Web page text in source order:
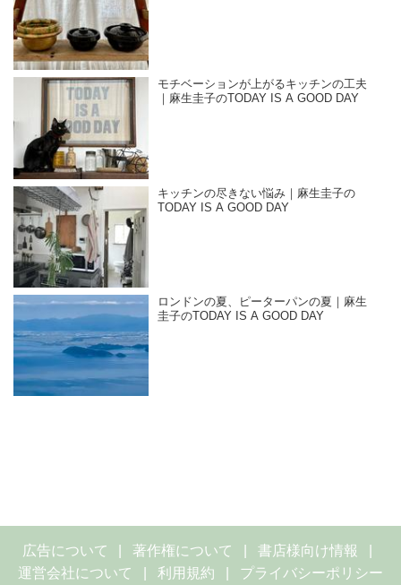
モチベーションが上がるキッチンの工夫
｜麻生圭子のTODAY IS A GOOD DAY
キッチンの尽きない悩み｜麻生圭子の
TODAY IS A GOOD DAY
ロンドンの夏、ピーターパンの夏｜麻生
圭子のTODAY IS A GOOD DAY
広告について 著作権について
書店様向け情報
運営会社について
利用規約 プライバシーポリシー